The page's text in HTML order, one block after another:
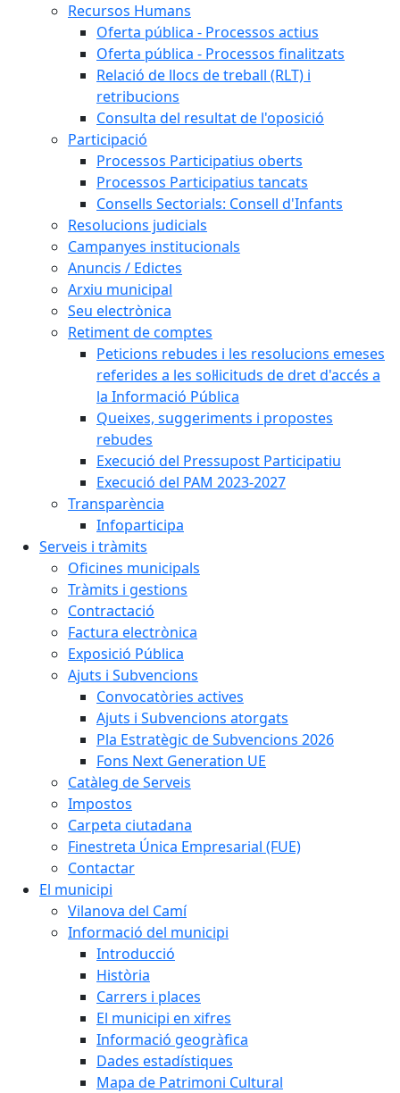
Recursos Humans
Oferta pública - Processos actius
Oferta pública - Processos finalitzats
Relació de llocs de treball (RLT) i
retribucions
Consulta del resultat de l'oposició
Participació
Processos Participatius oberts
Processos Participatius tancats
Consells Sectorials: Consell d'Infants
Resolucions judicials
Campanyes institucionals
Anuncis / Edictes
Arxiu municipal
Seu electrònica
Retiment de comptes
Peticions rebudes i les resolucions emeses
referides a les sol·licituds de dret d'accés a
la Informació Pública
Queixes, suggeriments i propostes
rebudes
Execució del Pressupost Participatiu
Execució del PAM 2023-2027
Transparència
Infoparticipa
Serveis i tràmits
Oficines municipals
Tràmits i gestions
Contractació
Factura electrònica
Exposició Pública
Ajuts i Subvencions
Convocatòries actives
Ajuts i Subvencions atorgats
Pla Estratègic de Subvencions 2026
Fons Next Generation UE
Catàleg de Serveis
Impostos
Carpeta ciutadana
Finestreta Única Empresarial (FUE)
Contactar
El municipi
Vilanova del Camí
Informació del municipi
Introducció
Història
Carrers i places
El municipi en xifres
Informació geogràfica
Dades estadístiques
Mapa de Patrimoni Cultural